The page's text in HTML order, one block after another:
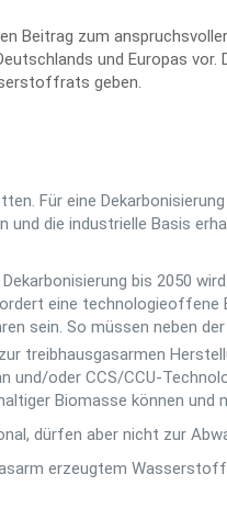
Beitrag zum
und Europas vor.
geben.
Für eine
die industrielle Basis
bis 2050
eine
sein. So müssen neben
treibhausgasarmen
oder CCS/CCU-
Biomasse können und
dürfen aber nicht zur
erzeugtem